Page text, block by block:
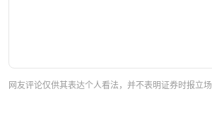
网友评论仅供其表达个人看法，并不表明证券时报立场